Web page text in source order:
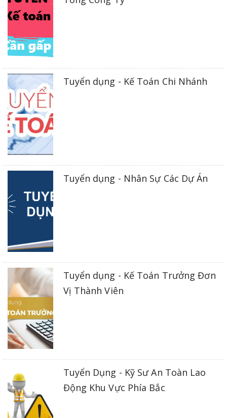
Tuyển dụng - Kế Toán Chi Nhánh
Tuyển dụng - Nhân Sự Các Dự Án
Tuyển dụng - Kế Toán Trưởng Đơn
Vị Thành Viên
Tuyển Dụng - Kỹ Sư An Toàn Lao
Động Khu Vực Phía Bắc